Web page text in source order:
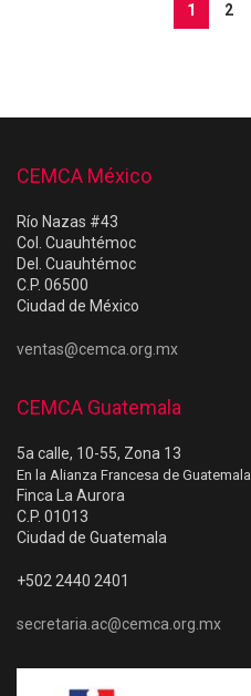
1 2
CEMCA México
Río Nazas #43
Col. Cuauhtémoc
Del. Cuauhtémoc
C.P. 06500
Ciudad de México
ventas@cemca.org.mx
CEMCA Guatemala
5a calle, 10-55, Zona 13
En la Alianza Francesa de Guatemala
Finca La Aurora
C.P. 01013
Ciudad de Guatemala
+502 2440 2401
secretaria.ac@cemca.org.mx